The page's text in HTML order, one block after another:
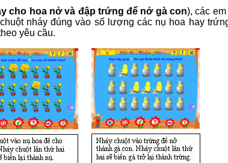
cho hoa nở và đập trứng để nở gà con), các
nháy đúng vào số lượng các nụ hoa hay
yêu cầu.